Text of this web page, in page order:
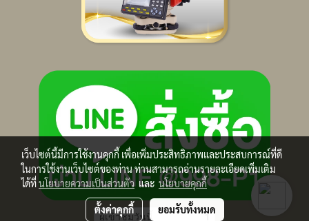
ผู้เข้าชมวันนี้ 1
เว็บไซต์นี้มีการใช้งานคุกกี้ เพื่อเพิ่มประสิทธิภาพและประสบการณ์ที่ดี
ในการใช้งานเว็บไซต์ของท่าน ท่านสามารถอ่านรายละเอียดเพิ่มเติม
ได้ที่นโยบายความเป็นส่วนตัว และ นโยบายคุกกี้
ตั้งค่าคุกกี้ ยอมรับทั้งหมด